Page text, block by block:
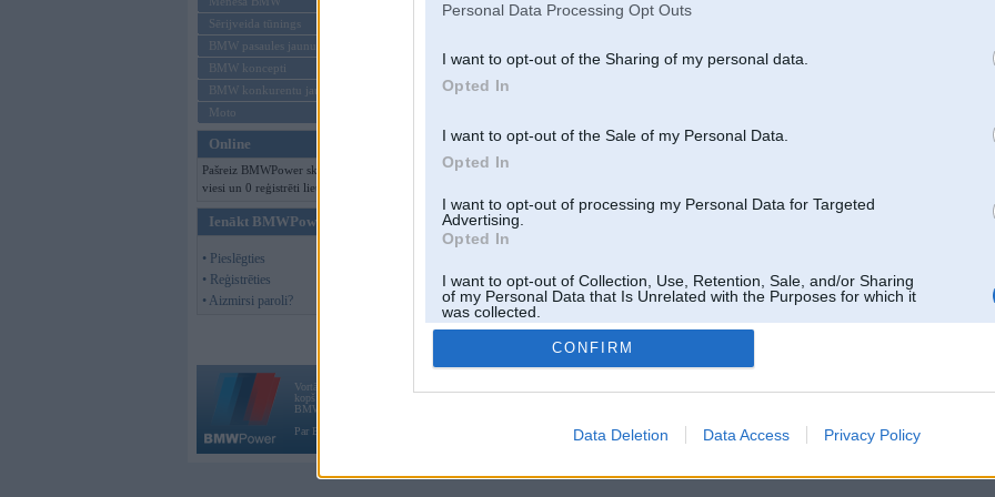
Personal Data Processing Opt Outs
I want to opt-out of the Sharing of my personal data.
Opted In
I want to opt-out of the Sale of my Personal Data.
Opted In
I want to opt-out of processing my Personal Data for Targeted
Advertising.
Opted In
I want to opt-out of Collection, Use, Retention, Sale, and/or Sharing
of my Personal Data that Is Unrelated with the Purposes for which it
was collected.
Opted Out
CONFIRM
Data Deletion Data Access Privacy Policy
Sērijveida tūnings
BMW pasaules jaunumi
BMW koncepti
BMW konkurentu jaunumi
Moto
Online
Pašreiz BMWPower skatās 166
viesi un 0 reģistrēti lietotāji.
Ienākt BMWPower
• Pieslēgties
• Reģistrēties
• Aizmirsi paroli?
Vortāls BMWPower.lv darbojas
kopš 2002. gada 14. maija. Tas nav auto klubs un nav saistīts ar
BMW AG.
Par BMWPower